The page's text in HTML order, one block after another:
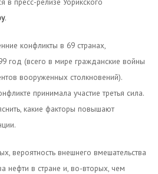
.
конфликты в 69 странах,
год (всего в мире гражданские войны
вооруженных столкновений).
принимала участие третья сила.
какие факторы повышают
вероятность внешнего вмешательства
нефти в стране и, во-вторых, чем